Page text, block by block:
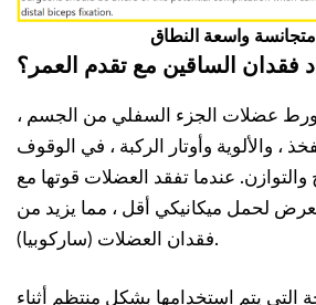
واسعة النطاق
فقدان الساقين مع تقدم العمر؟
عضلات الجزء السفلي من الجسم ،
، والألوية وأوتار الركبة ، في الوقوف
عندما تفقد العضلات قوتها مع
لحمل ميكانيكي أقل ، مما يزيد من
فقدان العضلات (ساركوبيا).
يتم استخدامها بشكل منتظم أثناء